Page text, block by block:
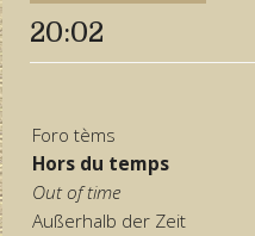
20:02
Foro tèms
Hors du temps
Out of time
Außerhalb der Zeit